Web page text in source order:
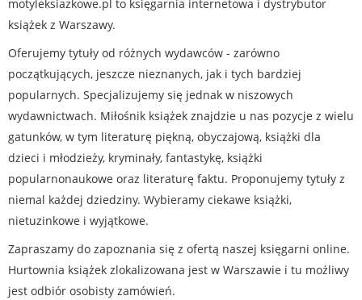
motyleksiazkowe.pl to księgarnia internetowa i dystrybutor
książek z Warszawy.
Oferujemy tytuły od różnych wydawców - zarówno
początkujących, jeszcze nieznanych, jak i tych bardziej
popularnych. Specjalizujemy się jednak w niszowych
wydawnictwach. Miłośnik książek znajdzie u nas pozycje z wielu
gatunków, w tym literaturę piękną, obyczajową, książki dla
dzieci i młodzieży, kryminały, fantastykę, książki
popularnonaukowe oraz literaturę faktu. Proponujemy tytuły z
niemal każdej dziedziny. Wybieramy ciekawe książki,
nietuzinkowe i wyjątkowe.
Zapraszamy do zapoznania się z ofertą naszej księgarni online.
Hurtownia książek zlokalizowana jest w Warszawie i tu możliwy
jest odbiór osobisty zamówień.